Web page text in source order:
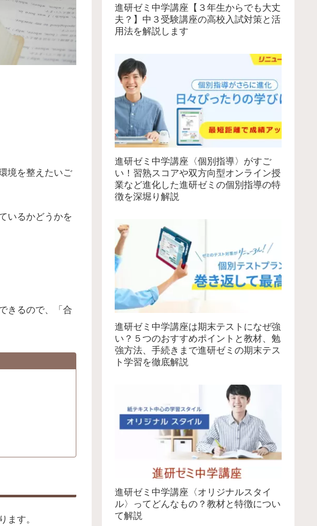
境を整えたいご
いるかどうかを
きるので、「合
す。
進研ゼミ中学講座【３年生からでも大丈
夫？】中３受験講座の高校入試対策と活
用法を解説します
進研ゼミ中学講座〈個別指導〉がすご
い！習熟スコアや双方向型オンライン授
業など進化した進研ゼミの個別指導の特
徴を深堀り解説
進研ゼミ中学講座は期末テストになぜ強
い？５つのおすすめポイントと教材、勉
強方法、手続きまで進研ゼミの期末テス
ト学習を徹底解説
進研ゼミ中学講座〈オリジナルスタイ
ル〉ってどんなもの？教材と特徴につい
て解説